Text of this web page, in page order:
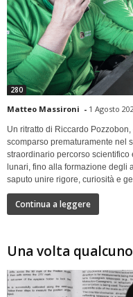
280
Matteo Massironi - 1 Agosto
Un ritratto di Riccardo
scomparso prematuramente nel
straordinario percorso
lunari, fino alla formazione degli
saputo unire rigore, curiosità e
Continua a leggere
Una volta